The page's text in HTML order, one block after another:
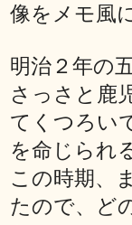
像をメモ風
明治２年の
さっさと鹿
てくつろい
を命じられ
この時期、
たので、ど